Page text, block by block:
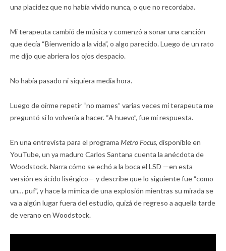
una placidez que no había vivido nunca, o que no recordaba.
Mi terapeuta cambió de música y comenzó a sonar una canción
que decía “Bienvenido a la vida”, o algo parecido. Luego de un rato
me dijo que abriera los ojos despacio.
No había pasado ni siquiera media hora.
Luego de oírme repetir “no mames” varias veces mi terapeuta me
preguntó si lo volvería a hacer. “A huevo”, fue mi respuesta.
En una entrevista para el programa Metro Focus, disponible en
YouTube, un ya maduro Carlos Santana cuenta la anécdota de
Woodstock. Narra cómo se echó a la boca el LSD —en esta
versión es ácido lisérgico— y describe que lo siguiente fue “como
un… puf”, y hace la mímica de una explosión mientras su mirada se
va a algún lugar fuera del estudio, quizá de regreso a aquella tarde
de verano en Woodstock.